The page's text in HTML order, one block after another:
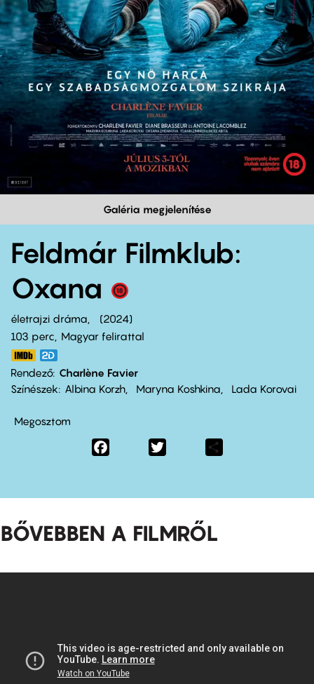
Galéria megjelenítése
Feldmár Filmklub:
Oxana
életrajzi dráma
2024
103 perc,
Magyar felirattal
Rendező Charlène Favier
Színészek
Albina Korzh Maryna Koshkina Lada Korovai
Megosztom
Facebook
BŐVEBBEN A FILMRŐL